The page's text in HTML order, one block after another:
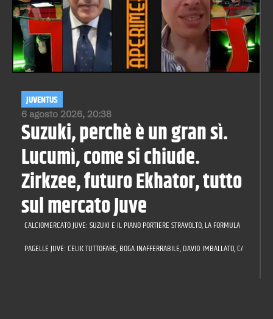
6 agosto 2026, 20:38
JUVENTUS
Suzuki, perchè è un gran sì.
Lucumì, come si chiude.
Zirkzee, futuro Ekhator, tutto
sul mercato Juve
CALCIOMERCATO JUVE: SUZUKI E IL PIANO PORTIERE STRAVOLTO, LA FORMULA PER
PAGELLE JUVE: CELIK TUTTOFARE, BOGA INAFFERRABILE, DAVID IMBALLATO, CAMBIASO